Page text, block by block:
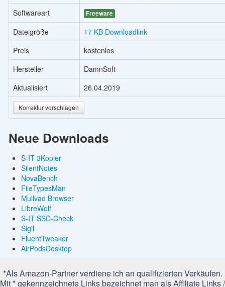
Softwareart
Freeware
Dateigröße
17 KB Downloadlink
Preis
kostenlos
Hersteller
DamnSoft
Aktualisiert
26.04.2019
Korrektur vorschlagen
Neue Downloads
S-IT-3Kopier
SilentNotes
NovaBench
FileTypesMan
Mullvad Browser
LibreWolf
S-IT SSD-Check
Sigil
FluentTweaker
AirPodsDesktop
*Als Amazon-Partner verdiene ich an qualifizierten Verkäufen.
Mit * gekennzeichnete Links bezeichnet man als Affiliate Links /